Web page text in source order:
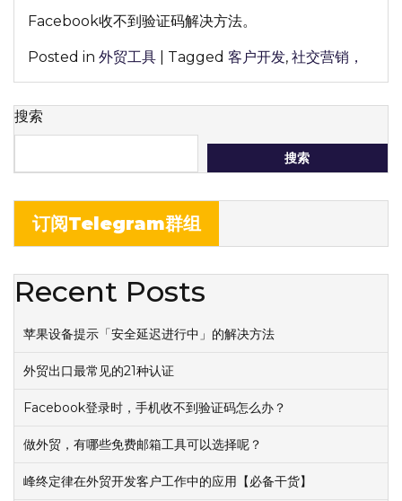
么
办？
Facebook收不到验证码解决方法。
Posted in 外贸工具 Tagged 客户开发, 社交营销，
搜索
搜索
订阅Telegram群组
Recent Posts
苹果设备提示「安全延迟进行中」的解决方法
外贸出口最常见的21种认证
Facebook登录时，手机收不到验证码怎么办？
做外贸，有哪些免费邮箱工具可以选择呢？
峰终定律在外贸开发客户工作中的应用【必备干货】